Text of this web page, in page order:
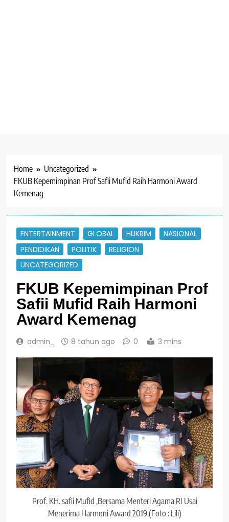
Home
Uncategorized
FKUB Kepemimpinan Prof Safii Mufid Raih Harmoni Award
Kemenag
ENTERTAINMENT GLOBAL HUKRIM
NASIONAL
PENDIDIKAN
POLITIK
RELIGION
UNCATEGORIZED
FKUB Kepemimpinan Prof
Safii Mufid Raih Harmoni
Award Kemenag
admin_ 8 tahun ago 0 3 mins
Prof. KH. safii Mufid ,Bersama Menteri Agama RI Usai
Menerima Harmoni Award 2019.(Foto : Lili)